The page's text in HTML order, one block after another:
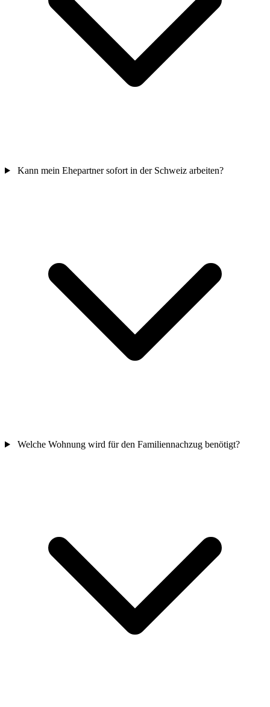
Kann mein Ehepartner sofort in der Schweiz arbeiten?
Welche Wohnung wird für den Familiennachzug benötigt?